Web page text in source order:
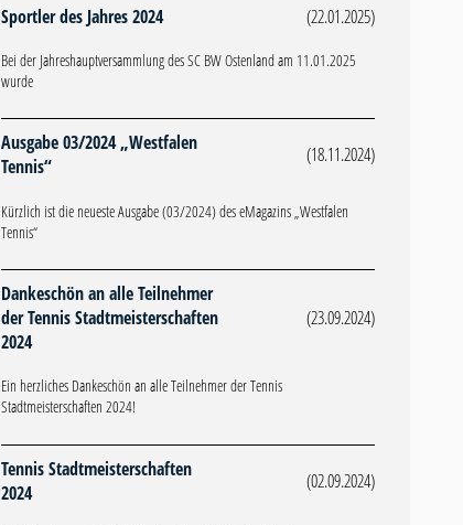
Sportler des Jahres 2024 (22.01.2025)
Bei der Jahreshauptversammlung des SC BW Ostenland am 11.01.2025
wurde
Ausgabe 03/2024 „Westfalen
Tennis“
(18.11.2024)
Kürzlich ist die neueste Ausgabe (03/2024) des eMagazins „Westfalen
Tennis“
Dankeschön an alle Teilnehmer
der Tennis Stadtmeisterschaften
2024
(23.09.2024)
Ein herzliches Dankeschön an alle Teilnehmer der Tennis
Stadtmeisterschaften 2024!
Tennis Stadtmeisterschaften
2024
(02.09.2024)